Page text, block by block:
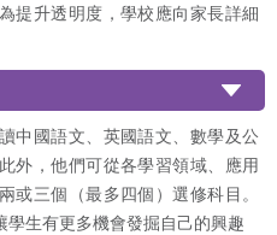
提升透明度，學校應向家長詳細
中國語文、英國語文、數學及公
外，他們可從各學習領域、應用
或三個（最多四個）選修科目。
生有更多機會發掘自己的興趣